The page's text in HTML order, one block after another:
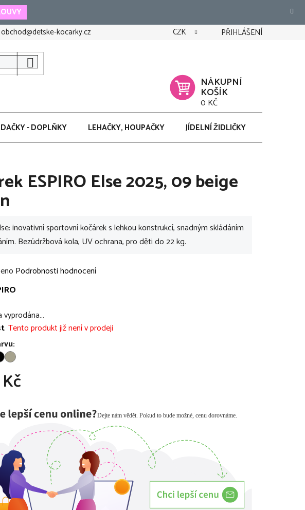
obchod@detske-kocarky.cz CZK PŘIHLÁŠENÍ
NÁKUPNÍ
KOŠÍK
0 KČ
- DOPLŇKY LEHAČKY, HOUPAČKY JÍDELNÍ ŽIDLIČKY
ESPIRO Else 2025, 09 beige
inovativní sportovní kočárek s lehkou konstrukcí, snadným skládáním
Bezúdržbová kola, UV ochrana, pro děti do 22 kg.
Podrobnosti hodnocení
vyprodána…
Tento produkt již není v prodeji